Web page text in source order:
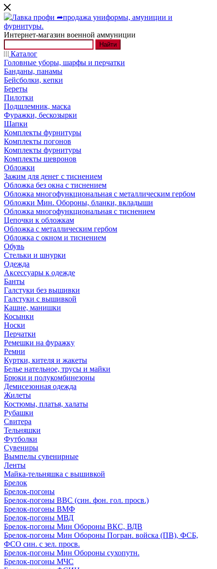
Интернет-магазин военной аммуниции
Найти
Каталог
Головные уборы, шарфы и перчатки
Банданы, панамы
Бейсболки, кепки
Береты
Пилотки
Подшлемник, маска
Фуражки, бескозырки
Шапки
Комплекты фурнитуры
Комплекты погонов
Комплекты фурнитуры
Комплекты шевронов
Обложки
Зажим для денег с тиснением
Обложка без окна с тиснением
Обложка многофункциональная с металлическим гербом
Обложки Мин. Обороны, бланки, вкладыши
Обложка многофункциональная с тиснением
Цепочки к обложкам
Обложка с металлическим гербом
Обложка с окном и тиснением
Обувь
Стельки и шнурки
Одежда
Аксессуары к одежде
Банты
Галстуки без вышивки
Галстуки с вышивкой
Кашне, манишки
Косынки
Носки
Перчатки
Ремешки на фуражку
Ремни
Куртки, кителя и жакеты
Белье нательное, трусы и майки
Брюки и полукомбинезоны
Демисезонная одежда
Жилеты
Костюмы, платья, халаты
Рубашки
Свитера
Тельняшки
Футболки
Сувениры
Вымпелы сувенирные
Ленты
Майка-тельняшка с вышивкой
Брелок
Брелок-погоны
Брелок-погоны ВВС (син. фон. гол. просв.)
Брелок-погоны ВМФ
Брелок-погоны МВД
Брелок-погоны Мин Обороны ВКС, ВДВ
Брелок-погоны Мин Обороны Погран. войска (ПВ), ФСБ,
ФСО син. с зел. просв.
Брелок-погоны Мин Обороны сухопутн.
Брелок-погоны МЧС